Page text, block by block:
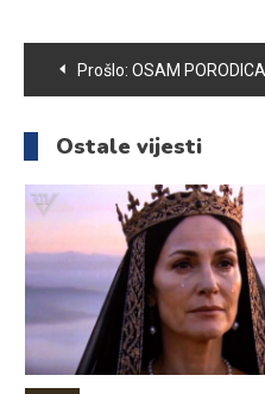
Navigacija
članaka
Prošlo: OSAM PORODICA IZ VOGOŠĆE KOJE SU U PROŠLOGODIŠNJOJ
Ostale vijesti